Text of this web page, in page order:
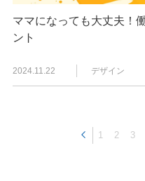
ママになっても大丈夫！
ント
2024.11.22 デザイン
1 2 3